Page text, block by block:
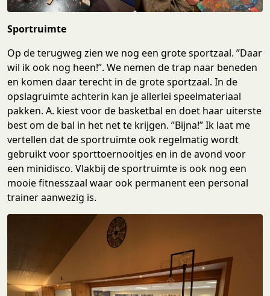
Sportruimte
Op de terugweg zien we nog een grote sportzaal. ”Daar
wil ik ook nog heen!”. We nemen de trap naar beneden
en komen daar terecht in de grote sportzaal. In de
opslagruimte achterin kan je allerlei speelmateriaal
pakken. A. kiest voor de basketbal en doet haar uiterste
best om de bal in het net te krijgen. ”Bijna!” Ik laat me
vertellen dat de sportruimte ook regelmatig wordt
gebruikt voor sporttoernooitjes en in de avond voor
een minidisco. Vlakbij de sportruimte is ook nog een
mooie fitnesszaal waar ook permanent een personal
trainer aanwezig is.